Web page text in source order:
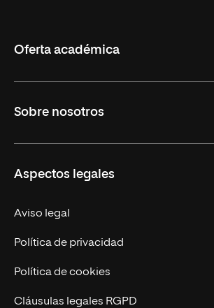
Oferta académica
Maestrías
Sobre nosotros
Trabaja en UNIR
Actualidad UNIR
Contáctanos
Aspectos legales
Aviso legal
Política de privacidad
Política de cookies
Cláusulas legales RGPD